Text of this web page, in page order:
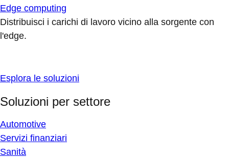
Edge computing
Distribuisci i carichi di lavoro vicino alla sorgente con
l'edge.
Esplora le soluzioni
Soluzioni per settore
Automotive
Servizi finanziari
Sanità